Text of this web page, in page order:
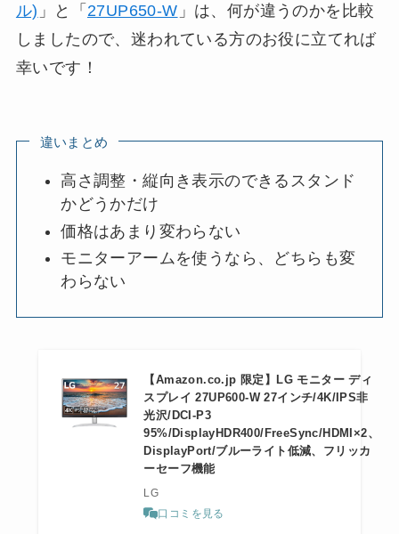
ル) 」と「 27UP650-W 」は、何が違うのかを比較
しましたので、迷われている方のお役に立てれば
幸いです！
違いまとめ
高さ調整・縦向き表示のできるスタンド
かどうかだけ
価格はあまり変わらない
モニターアームを使うなら、どちらも変
わらない
【Amazon.co.jp 限定】LG モニター ディ
スプレイ 27UP600-W 27インチ/4K/IPS非
光沢/DCI-P3
95%/DisplayHDR400/FreeSync/HDMI×2、
DisplayPort/ブルーライト低減、フリッカ
ーセーフ機能
LG
口コミを見る